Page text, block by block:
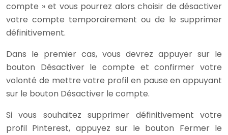
compte » et vous pourrez alors choisir de désactiver
votre compte temporairement ou de le supprimer
définitivement.
Dans le premier cas, vous devrez appuyer sur le
bouton Désactiver le compte et confirmer votre
volonté de mettre votre profil en pause en appuyant
sur le bouton Désactiver le compte.
Si vous souhaitez supprimer définitivement votre
profil Pinterest, appuyez sur le bouton Fermer le